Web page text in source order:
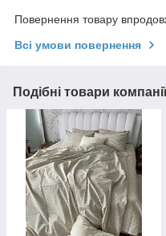
Повернення товару
Всі умови повернення
Подібні товари